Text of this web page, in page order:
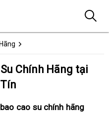
Chính Hãng tại
bao cao su chính hãng